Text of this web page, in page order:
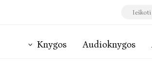
Knygos Audioknygos